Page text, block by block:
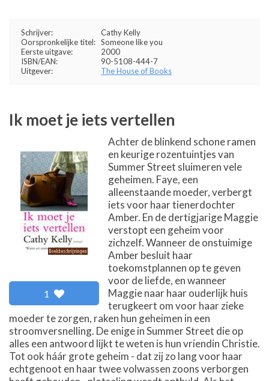
Schrijver:
Cathy Kelly
Oorspronkelijke titel: Someone like you
Eerste uitgave:
2000
ISBN/EAN:
90-5108-444-7
Uitgever:
The House of Books
Ik moet je iets vertellen
1
Achter de blinkend schone ramen
en keurige rozentuintjes van
Summer Street sluimeren vele
geheimen. Faye, een
alleenstaande moeder, verbergt
iets voor haar tienerdochter
Amber. En de dertigjarige Maggie
verstopt een geheim voor
zichzelf. Wanneer de onstuimige
Amber besluit haar
toekomstplannen op te geven
voor de liefde, en wanneer
Maggie naar haar ouderlijk huis
terugkeert om voor haar zieke
moeder te zorgen, raken hun geheimen in een
stroomversnelling. De enige in Summer Street die op
alles een antwoord lijkt te weten is hun vriendin Christie.
Tot ook háár grote geheim - dat zij zo lang voor haar
echtgenoot en haar twee volwassen zoons verborgen